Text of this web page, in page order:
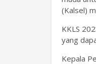
(Kalsel)
KKLS
yang
Kepala